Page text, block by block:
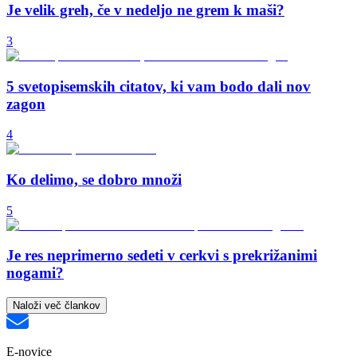
Je velik greh, če v nedeljo ne grem k maši?
3
5 svetopisemskih citatov, ki vam bodo dali nov
zagon
4
Ko delimo, se dobro množi
5
Je res neprimerno sedeti v cerkvi s prekrižanimi
nogami?
Naloži več člankov
E-novice